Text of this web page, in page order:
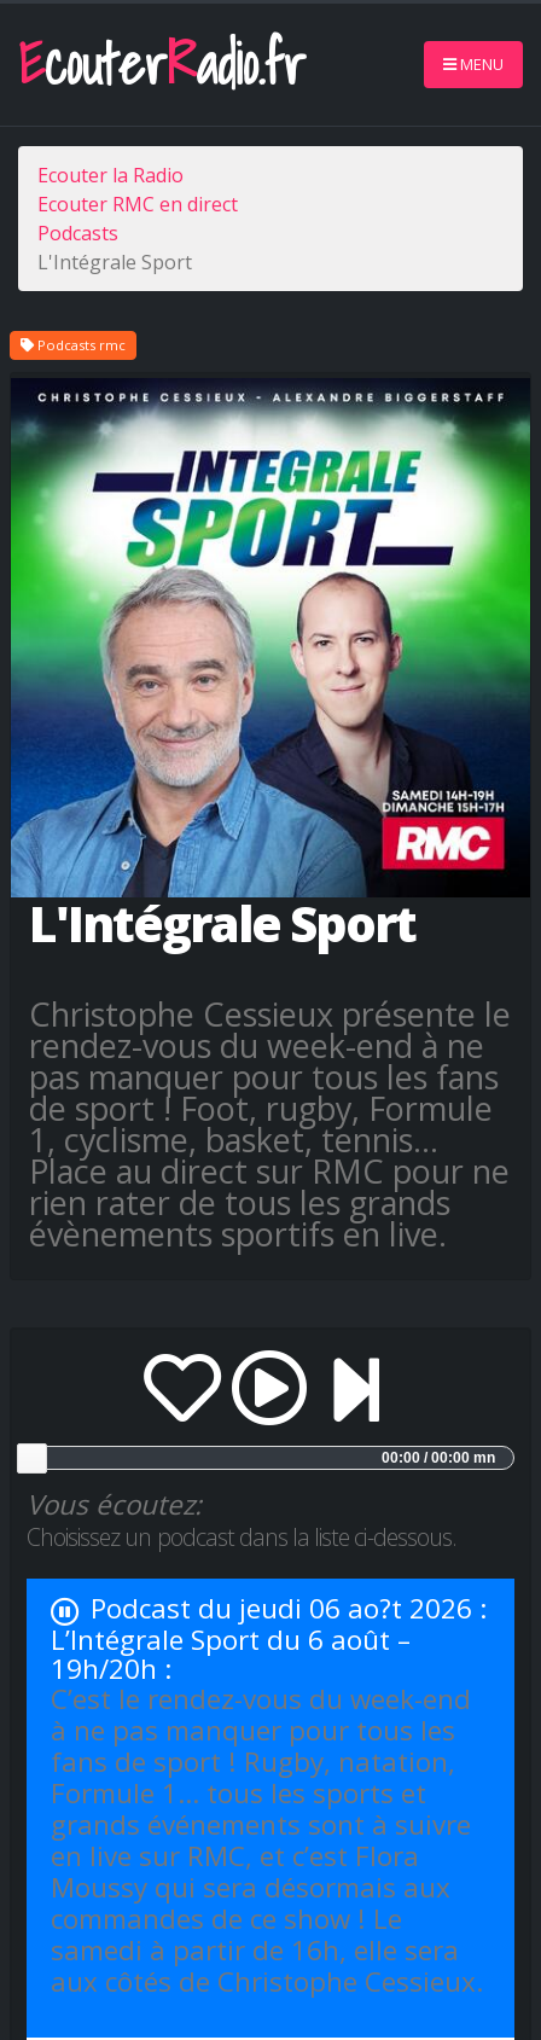
EcouterRadio.fr MENU
Ecouter la Radio
Ecouter RMC en direct
Podcasts
L'Intégrale Sport
Podcasts rmc
L'Intégrale Sport
Christophe Cessieux présente le
rendez-vous du week-end à ne
pas manquer pour tous les fans
de sport ! Foot, rugby, Formule
1, cyclisme, basket, tennis…
Place au direct sur RMC pour ne
rien rater de tous les grands
évènements sportifs en live.
00:00 / 00:00 mn
Vous écoutez:
Choisissez un podcast dans la liste ci-dessous.
Podcast du jeudi 06 ao?t 2026 :
L’Intégrale Sport du 6 août –
19h/20h :
C’est le rendez-vous du week-end
à ne pas manquer pour tous les
fans de sport ! Rugby, natation,
Formule 1… tous les sports et
grands événements sont à suivre
en live sur RMC, et c’est Flora
Moussy qui sera désormais aux
commandes de ce show ! Le
samedi à partir de 16h, elle sera
aux côtés de Christophe Cessieux.